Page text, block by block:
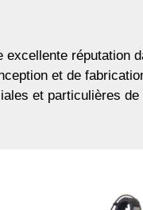
excellente réputation
et de
et particulières